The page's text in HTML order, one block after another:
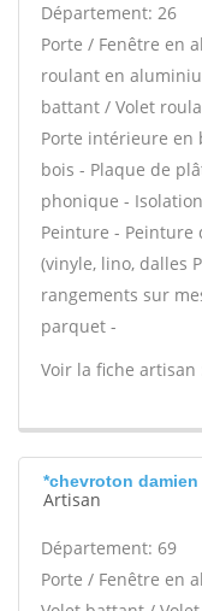
Département: 26
Porte / Fenêtre en
roulant en
battant / Volet
Porte intérieure en
bois - Plaque de
phonique -
Peinture - Peinture
(vinyle, lino, dalles
rangements sur
parquet -
Voir la fiche artisan
*chevroton
Artisan
Département: 69
Porte / Fenêtre en